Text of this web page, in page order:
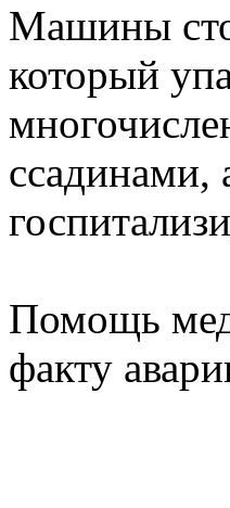
Машины
который
ссадинами,
Помощь
факту